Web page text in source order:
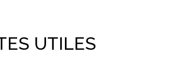
UTILES